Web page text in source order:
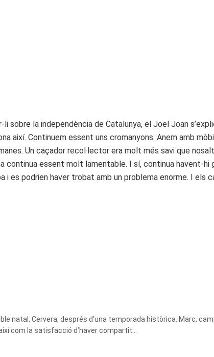
sobre la independència de Catalunya, el Joel Joan
així. Continuem essent uns cromanyons. Anem amb
Un caçador recol·lector era molt més savi que
continua essent molt lamentable. I sí, continua havent-hi
i es podrien haver trobat amb un problema enorme. I els
natal, Cervera, després d’una temporada històrica. Marc,
com la satisfacció d’haver compartit...